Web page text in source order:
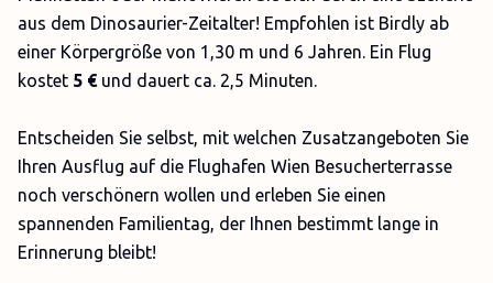
aus dem Dinosaurier-Zeitalter! Empfohlen ist Birdly ab
einer Körpergröße von 1,30 m und 6 Jahren. Ein Flug
kostet 5 € und dauert ca. 2,5 Minuten.
Entscheiden Sie selbst, mit welchen Zusatzangeboten Sie
Ihren Ausflug auf die Flughafen Wien Besucherterrasse
noch verschönern wollen und erleben Sie einen
spannenden Familientag, der Ihnen bestimmt lange in
Erinnerung bleibt!